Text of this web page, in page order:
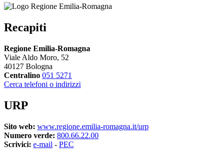
Recapiti
Regione Emilia-Romagna
Viale Aldo Moro, 52
40127 Bologna
Centralino 051 5271
Cerca telefoni o indirizzi
URP
Sito web: www.regione.emilia-romagna.it/urp
Numero verde: 800.66.22.00
Scrivici: e-mail - PEC